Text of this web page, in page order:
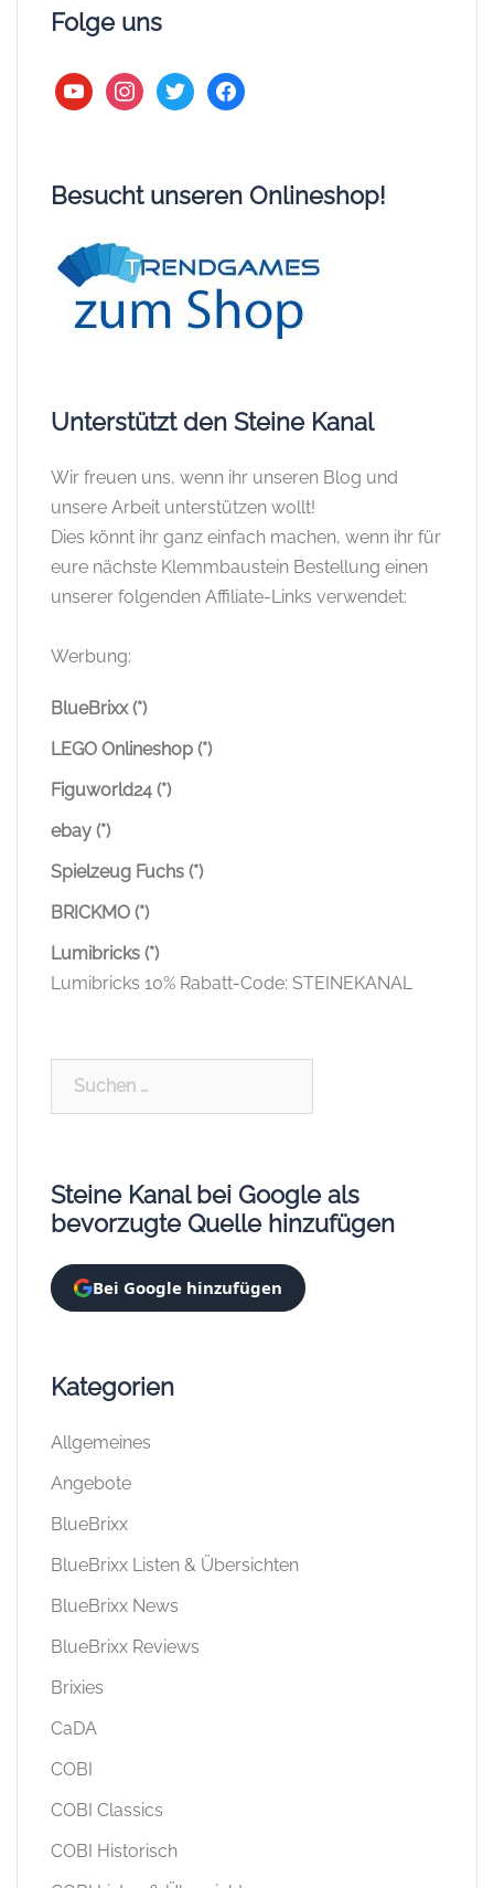
Folge uns
youtubeinstagram
twitter facebook
Besucht unseren Onlineshop!
Unterstützt den Steine Kanal
Wir freuen uns, wenn ihr unseren Blog und
unsere Arbeit unterstützen wollt!
Dies könnt ihr ganz einfach machen, wenn ihr für
eure nächste Klemmbaustein Bestellung einen
unserer folgenden Affiliate-Links verwendet:
Werbung:
BlueBrixx (*)
LEGO Onlineshop (*)
Figuworld24 (*)
ebay (*)
Spielzeug Fuchs (*)
BRICKMO (*)
Lumibricks (*)
Lumibricks 10% Rabatt-Code: STEINEKANAL
Suchen
Steine Kanal bei Google als
bevorzugte Quelle hinzufügen
Bei Google hinzufügen
Kategorien
Allgemeines
Angebote
BlueBrixx
BlueBrixx Listen & Übersichten
BlueBrixx News
BlueBrixx Reviews
Brixies
CaDA
COBI
COBI Classics
COBI Historisch